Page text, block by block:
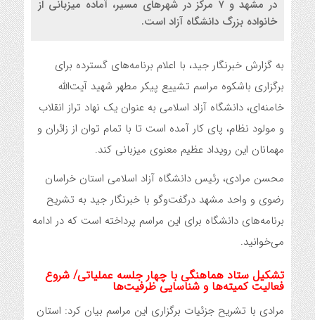
در مشهد و ۷ مرکز در شهرهای مسیر، آماده میزبانی از
خانواده بزرگ دانشگاه آزاد است.
به گزارش خبرنگار جید، با اعلام برنامه‌های گسترده برای
برگزاری باشکوه مراسم تشییع پیکر مطهر شهید آیت‌الله
خامنه‌ای، دانشگاه آزاد اسلامی به عنوان یک نهاد تراز انقلاب
و مولود نظام، پای کار آمده است تا با تمام توان از زائران و
مهمانان این رویداد عظیم معنوی میزبانی کند.
محسن مرادی، رئیس دانشگاه آزاد اسلامی استان خراسان
رضوی و واحد مشهد درگفت‌وگو با خبرنگار جید به تشریح
برنامه‌های دانشگاه برای این مراسم پرداخته است که در ادامه
می‌خوانید.
تشکیل ستاد هماهنگی با چهار جلسه عملیاتی/ شروع
فعالیت کمیته‌ها و شناسایی ظرفیت‌ها
مرادی با تشریح جزئیات برگزاری این مراسم بیان کرد: استان